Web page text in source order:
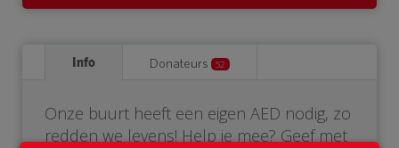
Info Donateurs 52
Onze buurt heeft een eigen AED nodig, zo
redden we levens! Help je mee? Geef met